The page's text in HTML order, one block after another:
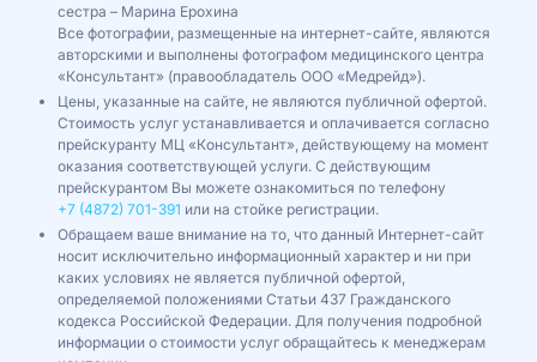
сестра – Марина Ерохина
Все фотографии, размещенные на интернет-сайте, являются
авторскими и выполнены фотографом медицинского центра
«Консультант» (правообладатель ООО «Медрейд»).
Цены, указанные на сайте, не являются публичной офертой.
Стоимость услуг устанавливается и оплачивается согласно
прейскуранту МЦ «Консультант», действующему на момент
оказания соответствующей услуги. С действующим
прейскурантом Вы можете ознакомиться по телефону
+7 (4872) 701-391 или на стойке регистрации.
Обращаем ваше внимание на то, что данный Интернет-сайт
носит исключительно информационный характер и ни при
каких условиях не является публичной офертой,
определяемой положениями Статьи 437 Гражданского
кодекса Российской Федерации. Для получения подробной
информации о стоимости услуг обращайтесь к менеджерам